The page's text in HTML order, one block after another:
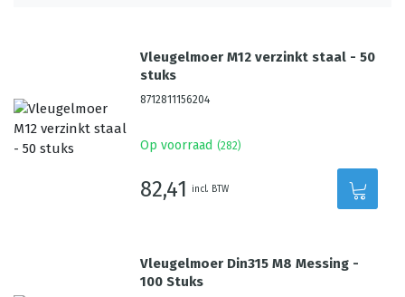
Vleugelmoer M12 verzinkt staal - 50
stuks
8712811156204
Op voorraad (282)
82,41 incl. BTW
Vleugelmoer Din315 M8 Messing -
100 Stuks